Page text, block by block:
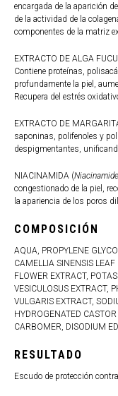
encargada de la aparición
de la actividad de la
componentes de la matriz
EXTRACTO DE ALGA
Contiene proteínas,
profundamente la piel,
Recupera del estrés
EXTRACTO DE
saponinas, polifenoles y
despigmentantes,
NIACINAMIDA (Niacinamide
congestionado de la piel,
la apariencia de los poros
COMPOSICIÓN
AQUA, PROPYLENE
CAMELLIA SINENSIS
FLOWER EXTRACT,
VESICULOSUS EXTRACT,
VULGARIS EXTRACT,
HYDROGENATED
CARBOMER, DISODIUM
RESULTADO
Escudo de protección